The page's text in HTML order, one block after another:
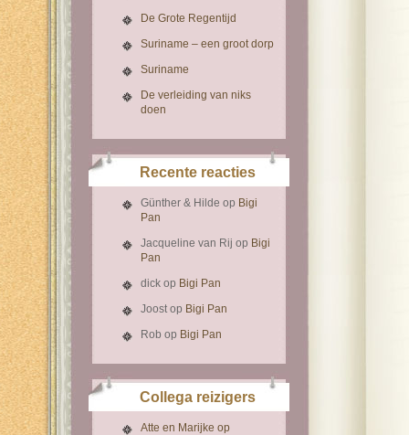
De Grote Regentijd
Suriname – een groot dorp
Suriname
De verleiding van niks
doen
Recente reacties
Günther & Hilde op Bigi
Pan
Jacqueline van Rij op Bigi
Pan
dick op Bigi Pan
Joostop Bigi Pan
Rob op Bigi Pan
Collega reizigers
Atte en Marijke op